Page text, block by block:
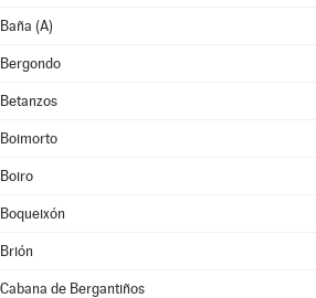
Baña (A)
Bergondo
Betanzos
Boimorto
Boiro
Boqueixón
Brión
Cabana de Bergantiños